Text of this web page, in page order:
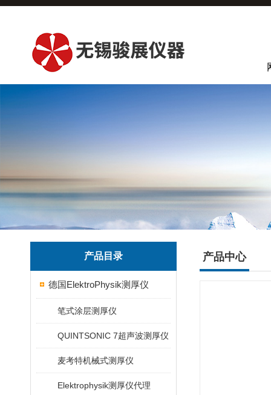
产品目录
德国ElektroPhysik测厚仪
笔式涂层测厚仪
QUINTSONIC 7超声波测厚仪
麦考特机械式测厚仪
Elektrophysik测厚仪代理
产品中心